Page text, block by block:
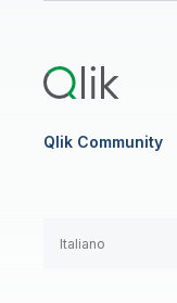
Qlik Community
Italiano